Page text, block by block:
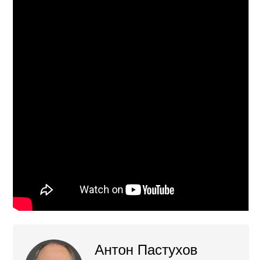
Антон Пастухов